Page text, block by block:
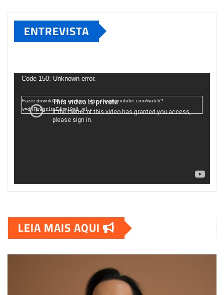
ENTREVISTA
deCode 150: Unknown error.
Fazer download do arquivo: https://www.youtube.com/watch?
v=d4Fu9gz1tqE&t=19s&_=1
LEIA MAIS AQUI